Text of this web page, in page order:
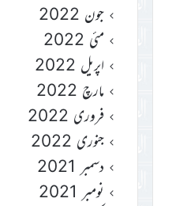
جون 2022
مئی 2022
اپریل 2022
مارچ 2022
فروری 2022
جنوری 2022
دسمبر 2021
نومبر 2021